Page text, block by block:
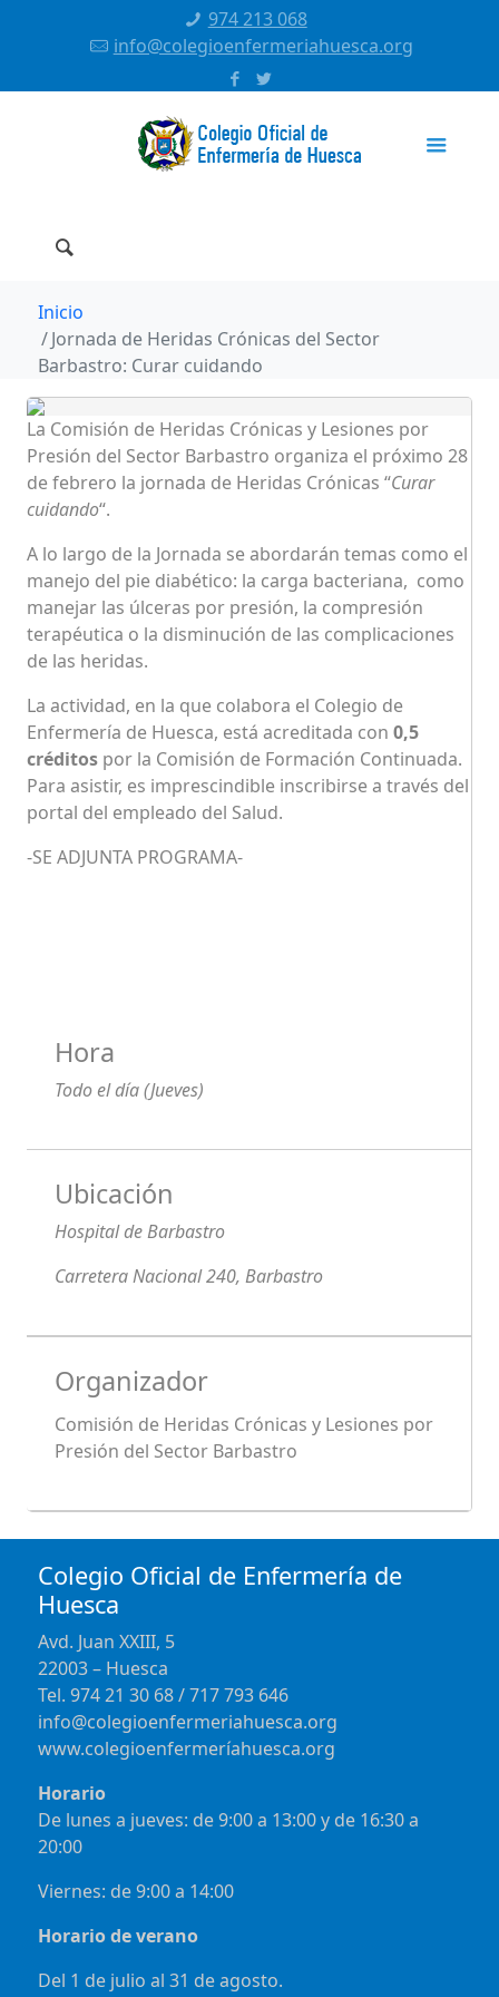
974 213 068
info@colegioenfermeriahuesca.org
Inicio
Jornada de Heridas Crónicas del Sector
Barbastro: Curar cuidando
La Comisión de Heridas Crónicas y Lesiones por
Presión del Sector Barbastro organiza el próximo 28
de febrero la jornada de Heridas Crónicas “Curar
cuidando“.
A lo largo de la Jornada se abordarán temas como el
manejo del pie diabético: la carga bacteriana, como
manejar las úlceras por presión, la compresión
terapéutica o la disminución de las complicaciones
de las heridas.
La actividad, en la que colabora el Colegio de
Enfermería de Huesca, está acreditada con 0,5
créditos por la Comisión de Formación Continuada.
Para asistir, es imprescindible inscribirse a través del
portal del empleado del Salud.
-SE ADJUNTA PROGRAMA-
Hora
Todo el día (Jueves)
Ubicación
Hospital de Barbastro
Carretera Nacional 240, Barbastro
Organizador
Comisión de Heridas Crónicas y Lesiones por
Presión del Sector Barbastro
Colegio Oficial de Enfermería de
Huesca
Avd. Juan XXIII, 5
22003 – Huesca
Tel. 974 21 30 68 / 717 793 646
info@colegioenfermeriahuesca.org
www.colegioenfermeríahuesca.org
Horario
De lunes a jueves: de 9:00 a 13:00 y de 16:30 a
20:00
Viernes: de 9:00 a 14:00
Horario de verano
Del 1 de julio al 31 de agosto.